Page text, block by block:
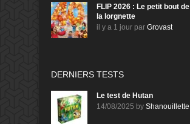
FLIP 2026 : Le petit bout de
la lorgnette
il y a 1 jour par Grovast
DERNIERS TESTS
Le test de Hutan
14/08/2025 by Shanouillette